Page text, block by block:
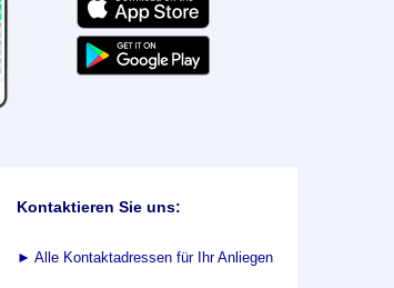
Kontaktieren Sie uns:
► Alle Kontaktadressen für Ihr Anliegen